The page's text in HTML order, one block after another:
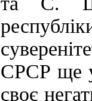
СРСР ще у
своє